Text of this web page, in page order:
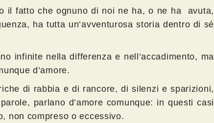
il fatto che ognuno di noi ne ha, o ne ha avuta,
ha tutta un’avventurosa storia dentro di sé
infinite nella differenza e nell’accadimento, ma
d’amore.
di rabbia e di rancore, di silenzi e sparizioni,
parlano d’amore comunque: in questi casi
non compreso o eccessivo.